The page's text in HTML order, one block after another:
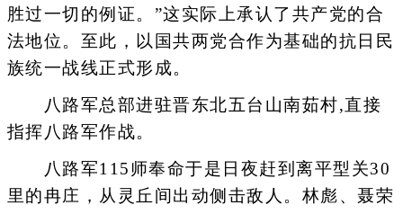
胜过一切的例证。”这实际上承认了共产党的合
法地位。至此，以国共两党合作为基础的抗日民
族统一战线正式形成。
八路军总部进驻晋东北五台山南茹村,直接
指挥八路军作战。
八路军115师奉命于是日夜赶到离平型关30
里的冉庄，从灵丘间出动侧击敌人。林彪、聂荣